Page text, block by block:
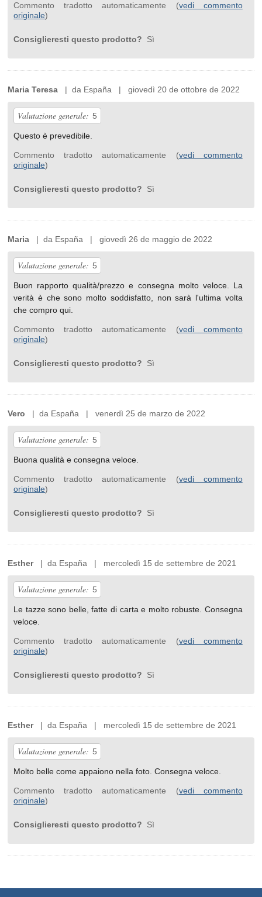
Commento tradotto automaticamente (vedi commento
originale)
Consiglieresti questo prodotto? Sì
Maria Teresa | da España | giovedì 20 de ottobre de 2022
Valutazione generale: 5
Questo è prevedibile.
Commento tradotto automaticamente (vedi commento
originale)
Consiglieresti questo prodotto? Sì
Maria | da España | giovedì 26 de maggio de 2022
Valutazione generale: 5
Buon rapporto qualità/prezzo e consegna molto veloce. La
verità è che sono molto soddisfatto, non sarà l'ultima volta
che compro qui.
Commento tradotto automaticamente (vedi commento
originale)
Consiglieresti questo prodotto? Sì
Vero | da España | venerdì 25 de marzo de 2022
Valutazione generale: 5
Buona qualità e consegna veloce.
Commento tradotto automaticamente (vedi commento
originale)
Consiglieresti questo prodotto? Sì
Esther| da España | mercoledì 15 de settembre de 2021
Valutazione generale: 5
Le tazze sono belle, fatte di carta e molto robuste. Consegna
veloce.
Commento tradotto automaticamente (vedi commento
originale)
Consiglieresti questo prodotto? Sì
Esther| da España | mercoledì 15 de settembre de 2021
Valutazione generale: 5
Molto belle come appaiono nella foto. Consegna veloce.
Commento tradotto automaticamente (vedi commento
originale)
Consiglieresti questo prodotto? Sì